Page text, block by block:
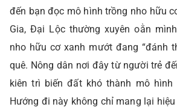
đến bạn đọc mô hình trồng nho hữu
Gia, Đại Lộc thường xuyên oằn
nho hữu cơ xanh mướt đang “đánh
quê. Nông dân nơi đây từ người trẻ
kiên trì biến đất khó thành mô hình
Hướng đi này không chỉ mang lại